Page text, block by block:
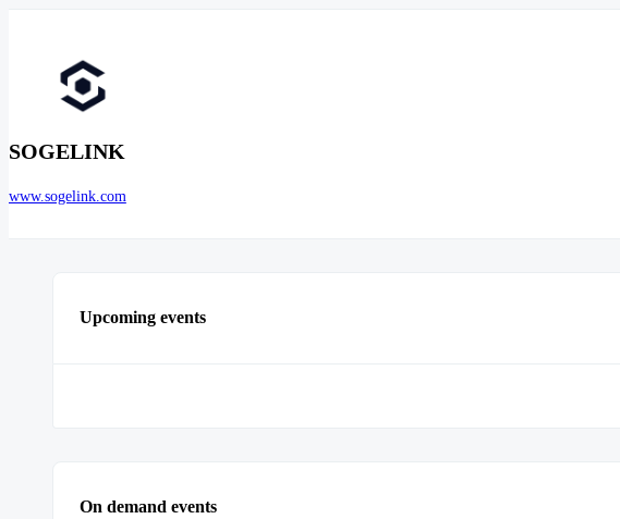
SOGELINK
www.sogelink.com
Upcoming events
On demand events